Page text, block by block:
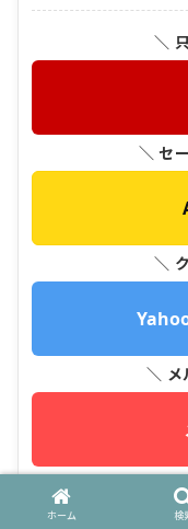
＼
＼ セ
＼
＼ メ
＼ メガ
ホーム 検